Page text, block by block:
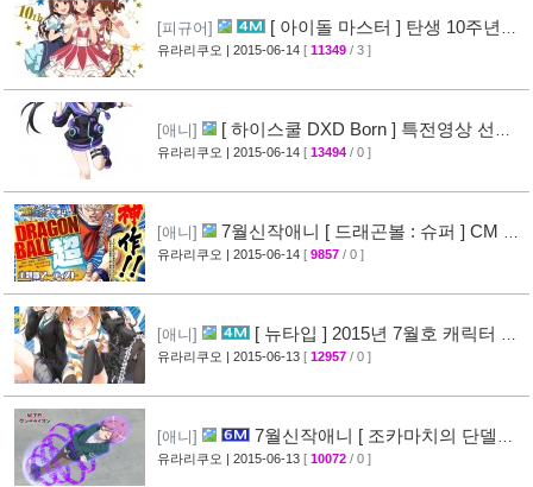
[피규어]
[ 아이돌 마스터 ] 탄생 10주년기
념 이벤트 개최예정 + [ 하기와라 유키호 ] 피규
유라리쿠오 | 2015-06-14 [ 11349 / 3 ]
[애니]
[ 하이스쿨 DXD Born ] 특전영상 선행
컷 + '초 차원게임 넵튠' 제휴 이벤트 결정
유라리쿠오 | 2015-06-14 [ 13494 / 0 ]
[애니]
7월신작애니 [ 드래곤볼 : 슈퍼 ] CM 영
상 공개
[28]
유라리쿠오 | 2015-06-14 [ 9857 / 0 ]
[애니]
[ 뉴타입 ] 2015년 7월호 캐릭터 인
기랭킹공개 [70]
유라리쿠오 | 2015-06-13 [ 12957 / 0 ]
[애니]
7월신작애니 [ 조카마치의 단델리
온 ] PV 영상 공개
[26]
유라리쿠오 | 2015-06-13 [ 10072 / 0 ]